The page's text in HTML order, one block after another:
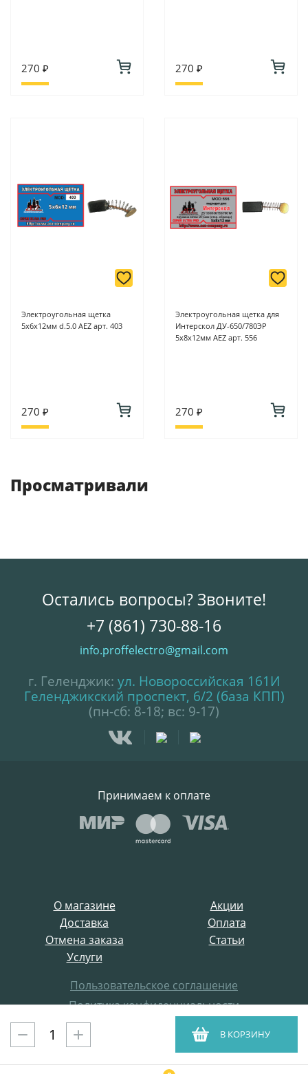
В КОРЗИНУ
270 ₽ 270 ₽
Электроугольная щетка
5х6х12мм d.5.0 AEZ арт. 403
270 ₽
Электроугольная щетка для
Интерскол ДУ-650/780ЭР
5х8х12мм AEZ арт. 556
270 ₽
Просматривали
О магазине
Акции
Доставка
Оплата
Отмена заказа
Статьи
Услуги
Пользовательское соглашение
Политика конфиденциальности
Все права защищены
ProffElectro.ru © 2021
Остались вопросы? Звоните!
+7 (861) 730-88-16
info.proffelectro@gmail.com
г. Геленджик: ул. Новороссийская 161И
Геленджикский проспект, 6/2 (база КПП)
(пн-сб: 8-18; вс: 9-17)
Принимаем к оплате